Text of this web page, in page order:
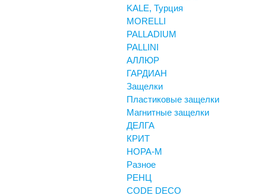
KALE, Турция
MORELLI
PALLADIUM
PALLINI
АЛЛЮР
ГАРДИАН
Защелки
Пластиковые защелки
Магнитные защелки
ДЕЛГА
КРИТ
НОРА-М
Разное
РЕНЦ
СODE DECO